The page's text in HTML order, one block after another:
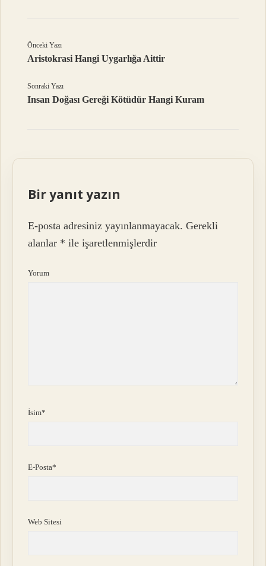
Önceki Yazı
Aristokrasi Hangi Uygarlığa Aittir
Sonraki Yazı
Insan Doğası Gereği Kötüdür Hangi Kuram
Bir yanıt yazın
E-posta adresiniz yayınlanmayacak. Gerekli
alanlar * ile işaretlenmişlerdir
Yorum
İsim*
E-Posta*
Web Sitesi